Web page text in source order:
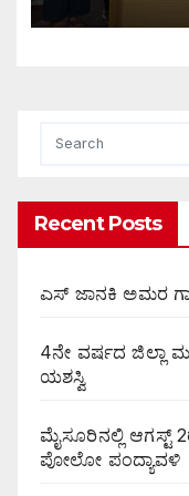
Recent Posts
ಎಸ್ ಜಾನಕಿ ಅಮರ
4ನೇ ವರ್ಷದ ಜಿಲ್ಲಾ
ಯಶಸ್ವಿ
ಮೈಸೂರಿನಲ್ಲಿ ಆಗಸ್ಟ್‌
ಪೋಲೋ ಪಂದ್ಯಾವಳಿ